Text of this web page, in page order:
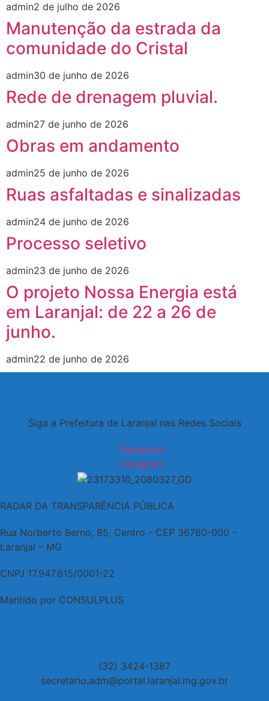
admin2 de julho de 2026
Manutenção da estrada da
comunidade do Cristal
admin30 de junho de 2026
Rede de drenagem pluvial.
admin27 de junho de 2026
Obras em andamento
admin25 de junho de 2026
Ruas asfaltadas e sinalizadas
admin24 de junho de 2026
Processo seletivo
admin23 de junho de 2026
O projeto Nossa Energia está
em Laranjal: de 22 a 26 de
junho.
admin22 de junho de 2026
Siga a Prefeitura de Laranjal nas Redes Sociais
Facebook
Instagram
RADAR DA TRANSPARÊNCIA PÚBLICA
Rua Norberto Berno, 85, Centro - CEP 36760-000 -
Laranjal – MG
CNPJ 17.947.615/0001-22
Mantido por CONSULPLUS
(32) 3424-1387
secretario.adm@portal.laranjal.mg.gov.br